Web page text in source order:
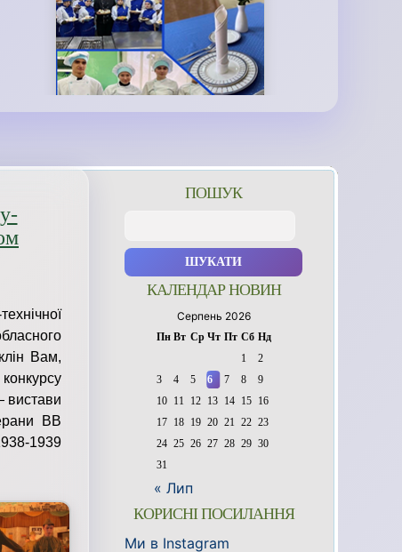
Вам,
вистави
ВВ
1939
ПОШУК
КАЛЕНДАР НОВИН
Серпень 2026
Пн Вт Ср Чт Пт Сб Нд
1
2
3
4 5 6 7 8
9
10
11 12 13 14 15
16
17
18 19 20 21 22 23
24 25 26 27 28 29 30
31
« Лип
КОРИСНІ ПОСИЛАННЯ
Ми в Instagram